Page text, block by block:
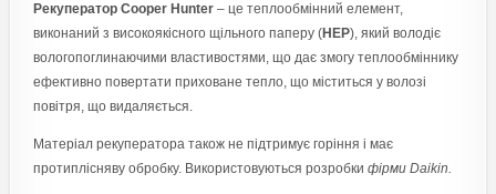
Рекуператор Сooper Hunter– це теплообмінний елемент,
виконаний з високоякісного щільного паперу (НЕР), який володіє
вологопоглинаючими властивостями, що дає змогу теплообміннику
ефективно повертати приховане тепло, що міститься у волозі
повітря, що видаляється.
Матеріал рекуператора також не підтримує горіння і має
протиплісняву обробку. Використовуються розробки фірми Daikin.